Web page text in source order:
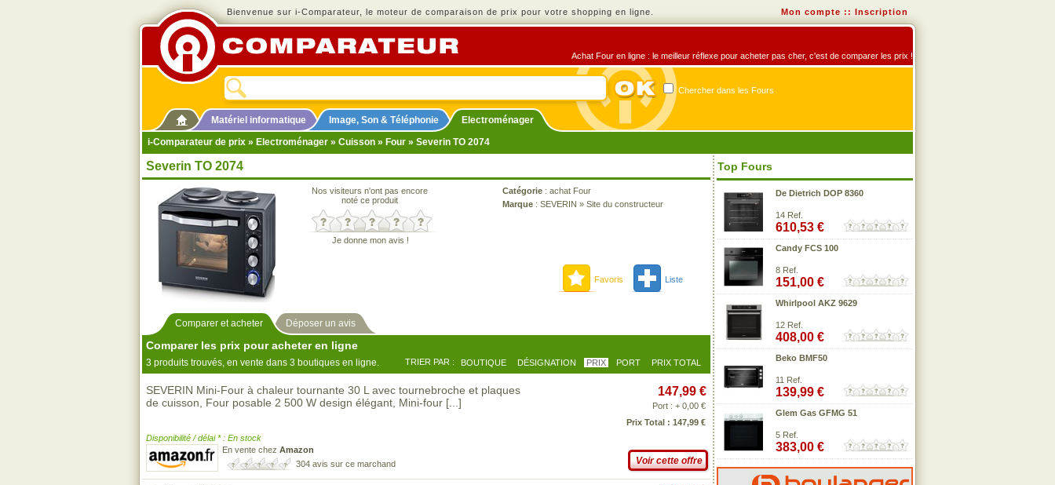
Bienvenue sur i-Comparateur, le moteur de comparaison de prix pour votre shopping en ligne. Mon compte :: Inscription
Achat Four en ligne : le meilleur réflexe pour acheter pas cher, c'est de comparer les prix !
Chercher dans les Fours
Matériel informatique Image, Son & Téléphonie
Electroménager
i-Comparateur de prix » Electroménager » Cuisson » Four » Severin TO 2074
Severin TO 2074
Nos visiteurs n'ont pas encore
noté ce produit
Je donne mon avis !
Catégorie : achat Four
Marque : SEVERIN » Site du constructeur
Favoris Liste
Comparer et acheter Déposer un avis
Comparer les prix pour acheter en ligne
3 produits trouvés, en vente dans 3 boutiques en ligne. TRIER PAR : BOUTIQUE DÉSIGNATION PRIX PORT PRIX TOTAL
SEVERIN Mini-Four à chaleur tournante 30 L avec tournebroche et plaques
de cuisson, Four posable 2 500 W design élégant, Mini-four [...]
Disponibilité / délai * : En stock
En vente chez Amazon
304 avis sur ce marchand
147,99 €
Port : + 0,00 €
Prix Total : 147,99 €
Voir cette offre
Top Fours
De Dietrich DOP 8360
14 Ref.
610,53 €
Candy FCS 100
8 Ref.
151,00 €
Whirlpool AKZ 9629
12 Ref.
408,00 €
Beko BMF50
11 Ref.
139,99 €
Glem Gas GFMG 51
5 Ref.
383,00 €